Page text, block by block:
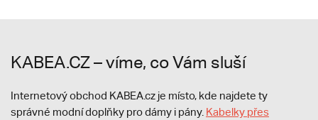
KABEA.CZ – víme, co Vám sluší
Internetový obchod KABEA.cz je místo, kde najdete ty
správné modní doplňky pro dámy i pány. Kabelky přes